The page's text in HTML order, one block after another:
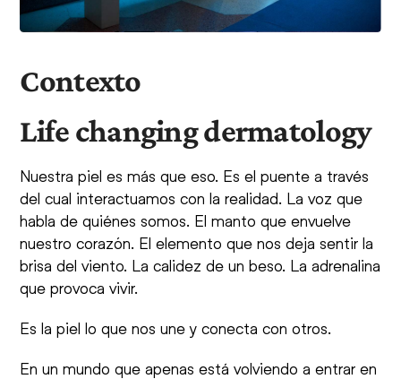
Contexto
Life changing dermatology
Nuestra piel es más que eso. Es el puente a través
del cual interactuamos con la realidad. La voz que
habla de quiénes somos. El manto que envuelve
nuestro corazón. El elemento que nos deja sentir la
brisa del viento. La calidez de un beso. La adrenalina
que provoca vivir.
Es la piel lo que nos une y conecta con otros.
En un mundo que apenas está volviendo a entrar en